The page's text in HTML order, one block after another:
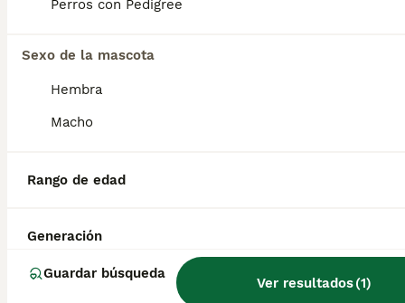
Perros con Pedigree
Sexo de la mascota
Hembra
Macho
Rango de edad
Generación
Guardar búsqueda
Ver resultados(1)
¿Pueden los westies
quedarse solos durante 8
¿Cuánto suele vivir un